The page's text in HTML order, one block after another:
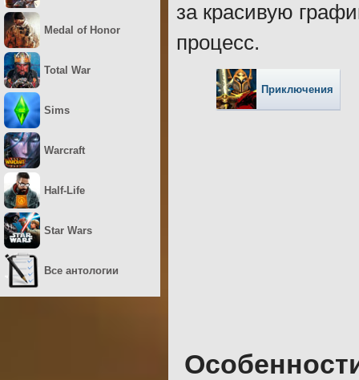
за красивую
процесс.
Приключения
Medal of Honor
Total War
Sims
Warcraft
Half-Life
Star Wars
Все антологии